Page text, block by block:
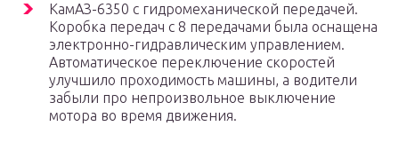
КамАЗ-6350 с гидромеханической передачей.
Коробка передач с 8 передачами была оснащена
электронно-гидравлическим управлением.
Автоматическое переключение скоростей
улучшило проходимость машины, а водители
забыли про непроизвольное выключение
мотора во время движения.